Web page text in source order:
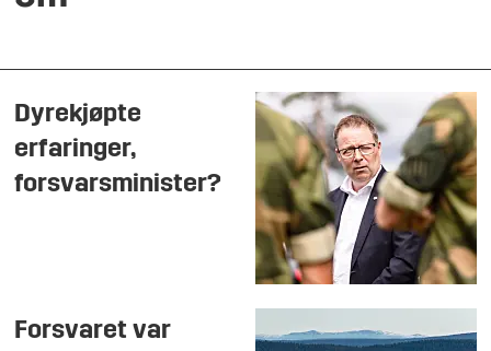
Dyrekjøpte
erfaringer,
forsvarsminister?
Forsvaret var